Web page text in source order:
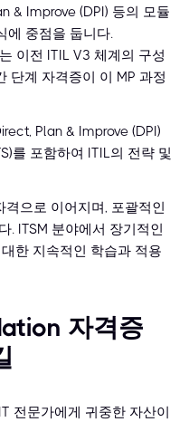
& Improve (DPI) 등의 모듈
에 중점을 둡니다.
는 이전 ITIL V3 체계의 구성
단계 자격증이 이 MP 과정
Plan & Improve (DPI)
를 포함하여 ITIL의 전략 및
으로 이어지며, 포괄적인
. ITSM 분야에서 장기적인
한 지속적인 학습과 적용
자격증
전문가에게 귀중한 자산이